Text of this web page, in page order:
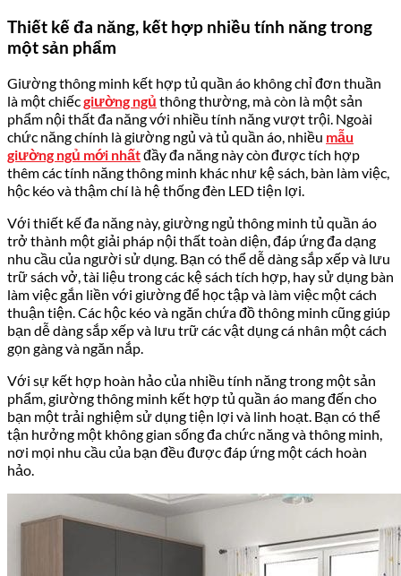
Thiết kế đa năng, kết hợp nhiều tính năng trong
một sản phẩm
Giường thông minh kết hợp tủ quần áo không chỉ đơn thuần
là một chiếcgiường ngủ thông thường, mà còn là một sản
phẩm nội thất đa năng với nhiều tính năng vượt trội. Ngoài
chức năng chính là giường ngủ và tủ quần áo, nhiều mẫu
giường ngủ mới nhấtđầy đa năng này còn được tích hợp
thêm các tính năng thông minh khác như kệ sách, bàn làm việc,
hộc kéo và thậm chí là hệ thống đèn LED tiện lợi.
Với thiết kế đa năng này, giường ngủ thông minh tủ quần áo
trở thành một giải pháp nội thất toàn diện, đáp ứng đa dạng
nhu cầu của người sử dụng. Bạn có thể dễ dàng sắp xếp và lưu
trữ sách vở, tài liệu trong các kệ sách tích hợp, hay sử dụng bàn
làm việc gắn liền với giường để học tập và làm việc một cách
thuận tiện. Các hộc kéo và ngăn chứa đồ thông minh cũng giúp
bạn dễ dàng sắp xếp và lưu trữ các vật dụng cá nhân một cách
gọn gàng và ngăn nắp.
Với sự kết hợp hoàn hảo của nhiều tính năng trong một sản
phẩm, giường thông minh kết hợp tủ quần áo mang đến cho
bạn một trải nghiệm sử dụng tiện lợi và linh hoạt. Bạn có thể
tận hưởng một không gian sống đa chức năng và thông minh,
nơi mọi nhu cầu của bạn đều được đáp ứng một cách hoàn
hảo.